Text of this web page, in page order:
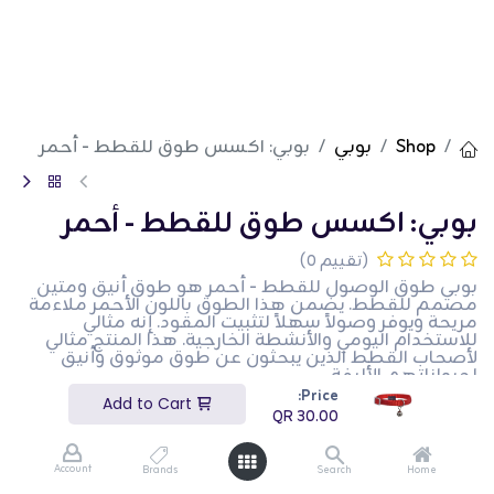
Price:
30.00
Home
Search
Brands
Account
Shop بوبي بوبي: اكسس طوق للقطط - أحمر
بوبي: اكسس طوق للقطط - أحمر
(تقييم 0)
بوبي طوق الوصول للقطط - أحمر هو طوق أنيق ومتين
مصمم للقطط. يضمن هذا الطوق باللون الأحمر ملاءمة
مريحة ويوفر وصولاً سهلاً لتثبيت المقود. إنه مثالي
للاستخدام اليومي والأنشطة الخارجية. هذا المنتج مثالي
لأصحاب القطط الذين يبحثون عن طوق موثوق وأنيق
لحيواناتهم الأليفة.